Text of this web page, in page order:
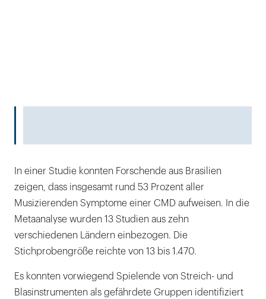
In einer Studie konnten Forschende aus Brasilien
zeigen, dass insgesamt rund 53 Prozent aller
Musizierenden Symptome einer CMD aufweisen. In die
Metaanalyse wurden 13 Studien aus zehn
verschiedenen Ländern einbezogen. Die
Stichprobengröße reichte von 13 bis 1.470.
Es konnten vorwiegend Spielende von Streich- und
Blasinstrumenten als gefährdete Gruppen identifiziert